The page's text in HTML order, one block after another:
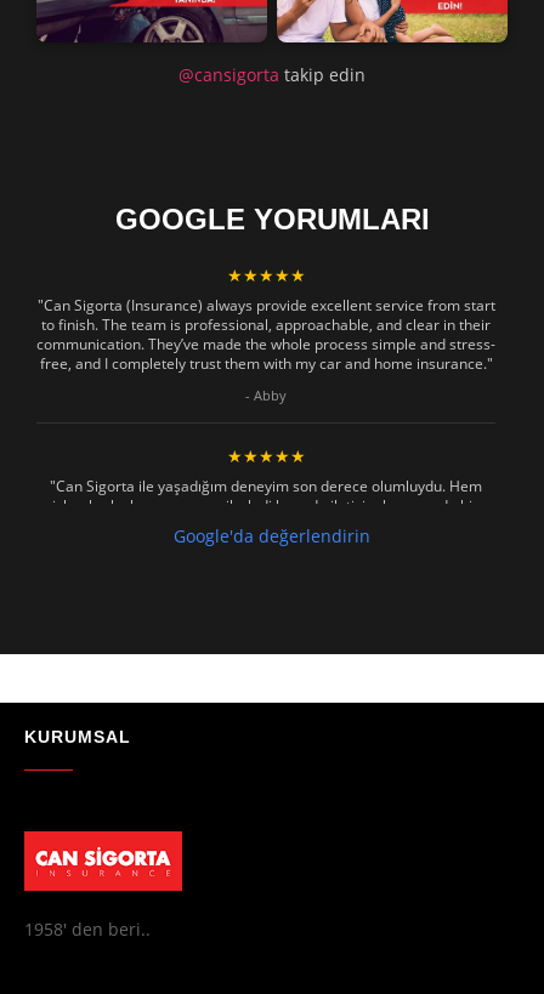
@cansigorta takip edin
GOOGLE YORUMLARI
★★★★★
"Can Sigorta (Insurance) always provide excellent service from start
to finish. The team is professional, approachable, and clear in their
communication. They’ve made the whole process simple and stress-
free, and I completely trust them with my car and home insurance."
- Abby
★★★★★
"Can Sigorta ile yaşadığım deneyim son derece olumluydu. Hem
işlemler hızlı ve sorunsuz ilerledi hem de iletişim konusunda hiç
zorlanmadım. Aradığımda ya da mesaj attığımda hemen dönüş
sağladılar, her soruma sabırla ve açıklayıcı bir şekilde yanıt verdiler.
"Absolutelly the best at the TRNC. Highly recommeded !!! Thank You
Google'da değerlendirin
KURUMSAL
1958' den beri..